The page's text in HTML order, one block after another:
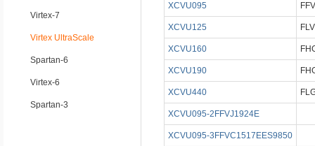
XCVU095
XCVU125
XCVU160
XCVU190
XCVU440
XCVU095-2FFVJ1924E
XCVU095-3FFVC1517EES9850
Virtex-7
Virtex UltraScale
Spartan-6
Virtex-6
Spartan-3